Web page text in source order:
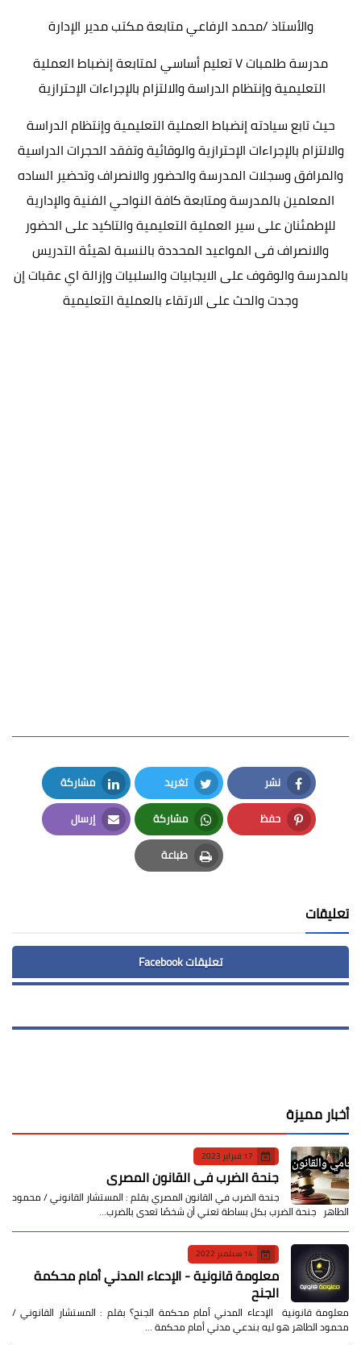
والأستاذ /محمد الرفاعي متابعة مكتب مدير الإدارة
مدرسة طلمبات ٧ تعليم أساسي لمتابعة إنضباط العملية
التعليمية وإنتظام الدراسة والالتزام بالإجراءات الإحترازية
حيث تابع سيادته إنضباط العملية التعليمية وإنتظام الدراسة
والالتزام بالإجراءات الإحترازية والوقائية وتفقد الحجرات الدراسية
والمرافق وسجلات المدرسة والحضور والانصراف وتحضير الساده
المعلمين بالمدرسة ومتابعة كافة النواحي الفنية والإدارية
للإطمئنان على سير العملية التعليمية والتاكيد على الحضور
والانصراف فى المواعيد المحددة بالنسبة لهيئة التدريس
بالمدرسة والوقوف على الايجابيات والسلبيات وإزالة اي عقبات إن
وجدت والحث على الارتقاء بالعملية التعليمية
نشر
Facebook
تغريد
Twitter
مشاركة
LinkedIn
حفظ
Pinterest
مشاركة
Whatsapp
إرسال
Email
طباعة
Print
تعليقات
تعليقات Facebook
أخبار مميزة
17 فبراير 2023
جنحة الضرب في القانون المصري
جنحة الضرب في القانون المصري بقلم : المستشار القانوني / محمود
الطاهر جنحة الضرب بكل بساطة تعني أن شخصًا تعدى بالضرب…
14 سبتمبر 2022
معلومة قانونية - الإدعاء المدني أمام محكمة
الجنح
معلومة قانونية الإدعاء المدني أمام محكمة الجنح؟ بقلم : المستشار القانوني /
محمود الطاهر هو ليه بندعي مدني أمام محكمة …